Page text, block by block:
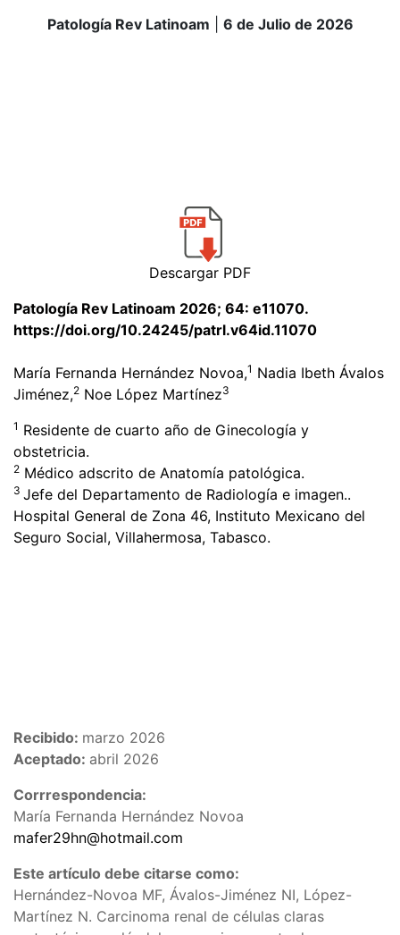
Patología Rev Latinoam 6 de Julio de 2026
Descargar PDF
Patología Rev Latinoam 2026; 64: e11070.
https://doi.org/10.24245/patrl.v64id.11070
María Fernanda Hernández Novoa,1 Nadia Ibeth Ávalos
Jiménez,2 Noe López Martínez3
1 Residente de cuarto año de Ginecología y
obstetricia.
2 Médico adscrito de Anatomía patológica.
3 Jefe del Departamento de Radiología e imagen..
Hospital General de Zona 46, Instituto Mexicano del
Seguro Social, Villahermosa, Tabasco.
Recibido: marzo 2026
Aceptado: abril 2026
Corrrespondencia:
María Fernanda Hernández Novoa
mafer29hn@hotmail.com
Este artículo debe citarse como:
Hernández-Novoa MF, Ávalos-Jiménez NI, López-
Martínez N. Carcinoma renal de células claras